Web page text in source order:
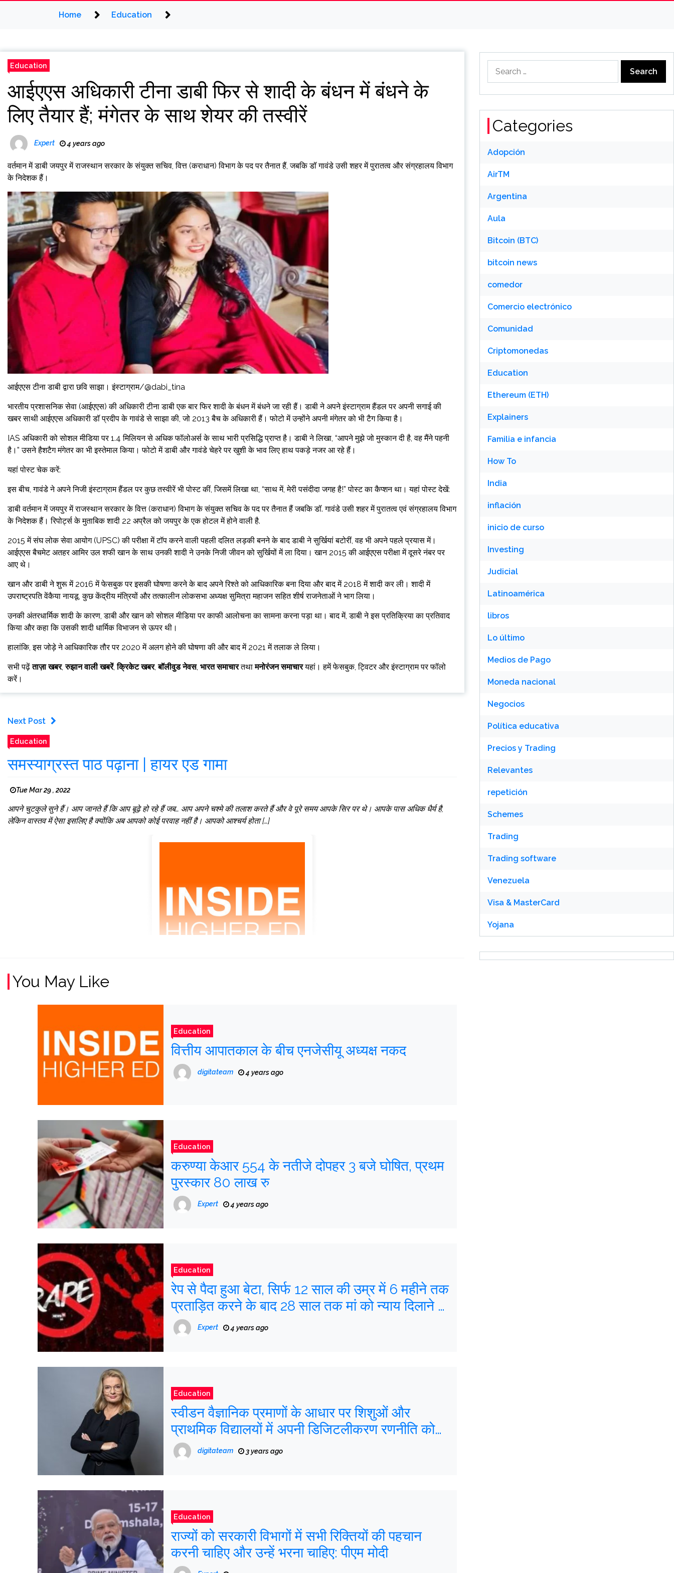
Home Education
Education
आईएएस अधिकारी टीना डाबी फिर से शादी के बंधन में बंधने के
लिए तैयार हैं; मंगेतर के साथ शेयर की तस्वीरें
Expert 4 years ago
वर्तमान में डाबी जयपुर में राजस्थान सरकार के संयुक्त सचिव, वित्त (कराधान) विभाग के पद पर तैनात हैं, जबकि डॉ गावंडे उसी शहर में पुरातत्व और संग्रहालय विभाग
के निदेशक हैं।
आईएएस टीना डाबी द्वारा छवि साझा। इंस्टाग्राम/@dabi_tina
भारतीय प्रशासनिक सेवा (आईएएस) की अधिकारी टीना डाबी एक बार फिर शादी के बंधन में बंधने जा रही हैं। डाबी ने अपने इंस्टाग्राम हैंडल पर अपनी सगाई की
खबर साथी आईएएस अधिकारी डॉ प्रदीप के गावंडे से साझा की, जो 2013 बैच के अधिकारी हैं। फोटो में उन्होंने अपनी मंगेतर को भी टैग किया है।
IAS अधिकारी को सोशल मीडिया पर 1.4 मिलियन से अधिक फॉलोअर्स के साथ भारी प्रसिद्धि प्राप्त है। डाबी ने लिखा, “आपने मुझे जो मुस्कान दी है, वह मैंने पहनी
है।” उसने हैशटैग मंगेतर का भी इस्तेमाल किया। फोटो में डाबी और गावंडे चेहरे पर खुशी के भाव लिए हाथ पकड़े नजर आ रहे हैं।
यहां पोस्ट चेक करें:
इस बीच, गावंडे ने अपने निजी इंस्टाग्राम हैंडल पर कुछ तस्वीरें भी पोस्ट कीं, जिसमें लिखा था, “साथ में, मेरी पसंदीदा जगह है!” पोस्ट का कैप्शन था। यहां पोस्ट देखें:
डाबी वर्तमान में जयपुर में राजस्थान सरकार के वित्त (कराधान) विभाग के संयुक्त सचिव के पद पर तैनात हैं जबकि डॉ. गावंडे उसी शहर में पुरातत्व एवं संग्रहालय विभाग
के निदेशक हैं। रिपोर्ट्स के मुताबिक शादी 22 अप्रैल को जयपुर के एक होटल में होने वाली है.
2015 में संघ लोक सेवा आयोग (UPSC) की परीक्षा में टॉप करने वाली पहली दलित लड़की बनने के बाद डाबी ने सुर्खियां बटोरीं, वह भी अपने पहले प्रयास में।
आईएएस बैचमेट अतहर आमिर उल शफी खान के साथ उनकी शादी ने उनके निजी जीवन को सुर्खियों में ला दिया। खान 2015 की आईएएस परीक्षा में दूसरे नंबर पर
आए थे।
खान और डाबी ने शुरू में 2016 में फेसबुक पर इसकी घोषणा करने के बाद अपने रिश्ते को आधिकारिक बना दिया और बाद में 2018 में शादी कर ली। शादी में
उपराष्ट्रपति वेंकैया नायडू, कुछ केंद्रीय मंत्रियों और तत्कालीन लोकसभा अध्यक्ष सुमित्रा महाजन सहित शीर्ष राजनेताओं ने भाग लिया।
उनकी अंतरधार्मिक शादी के कारण, डाबी और खान को सोशल मीडिया पर काफी आलोचना का सामना करना पड़ा था। बाद में, डाबी ने इस प्रतिक्रिया का प्रतिवाद
किया और कहा कि उसकी शादी धार्मिक विभाजन से ऊपर थी।
हालांकि, इस जोड़े ने आधिकारिक तौर पर 2020 में अलग होने की घोषणा की और बाद में 2021 में तलाक ले लिया।
सभी पढ़ेंताज़ा खबर,रुझान वाली खबरें,क्रिकेट खबर,बॉलीवुड नेवस, भारत समाचारतथामनोरंजन समाचारयहां। हमें फेसबुक, ट्विटर और इंस्टाग्राम पर फॉलो
करें।
Next Post
Education
समस्याग्रस्त पाठ पढ़ाना | हायर एड गामा
Tue Mar 29 , 2022
आपने चुटकुले सुने हैं। आप जानते हैं कि आप बूढ़े हो रहे हैं जब… आप अपने चश्मे की तलाश करते हैं और वे पूरे समय आपके सिर पर थे। आपके पास अधिक धैर्य है,
लेकिन वास्तव में ऐसा इसलिए है क्योंकि अब आपको कोई परवाह नहीं है। आपको आश्चर्य होता […]
You May Like
Education
वित्तीय आपातकाल के बीच एनजेसीयू अध्यक्ष नकद
digitateam 4 years ago
Education
करुण्या केआर 554 के नतीजे दोपहर 3 बजे घोषित, प्रथम
पुरस्कार 80 लाख रु
Expert 4 years ago
Education
रेप से पैदा हुआ बेटा, सिर्फ 12 साल की उम्र में 6 महीने तक
प्रताड़ित करने के बाद 28 साल तक मां को न्याय दिलाने में
मदद की
Expert 4 years ago
Education
स्वीडन वैज्ञानिक प्रमाणों के आधार पर शिशुओं और
प्राथमिक विद्यालयों में अपनी डिजिटलीकरण रणनीति को
फिर से तैयार करेगा
digitateam 3 years ago
Education
राज्यों को सरकारी विभागों में सभी रिक्तियों की पहचान
करनी चाहिए और उन्हें भरना चाहिए: पीएम मोदी
for:
Categories
Adopción
AirTM
Argentina
Aula
Bitcoin (BTC)
bitcoin news
comedor
Comercio electrónico
Comunidad
Criptomonedas
Education
Ethereum (ETH)
Explainers
Familia e infancia
How To
India
inflación
inicio de curso
Investing
Judicial
Latinoamérica
libros
Lo último
Medios de Pago
Moneda nacional
Negocios
Política educativa
Precios y Trading
Relevantes
repetición
Schemes
Trading
Trading software
Venezuela
Visa & MasterCard
Yojana